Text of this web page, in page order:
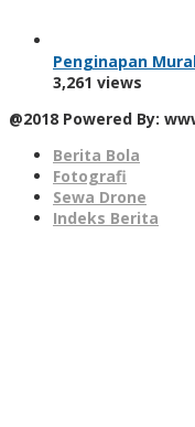
Penginapan
3,261 views
@2018 Powered By:
Berita Bola
Fotografi
Sewa Drone
Indeks Berita